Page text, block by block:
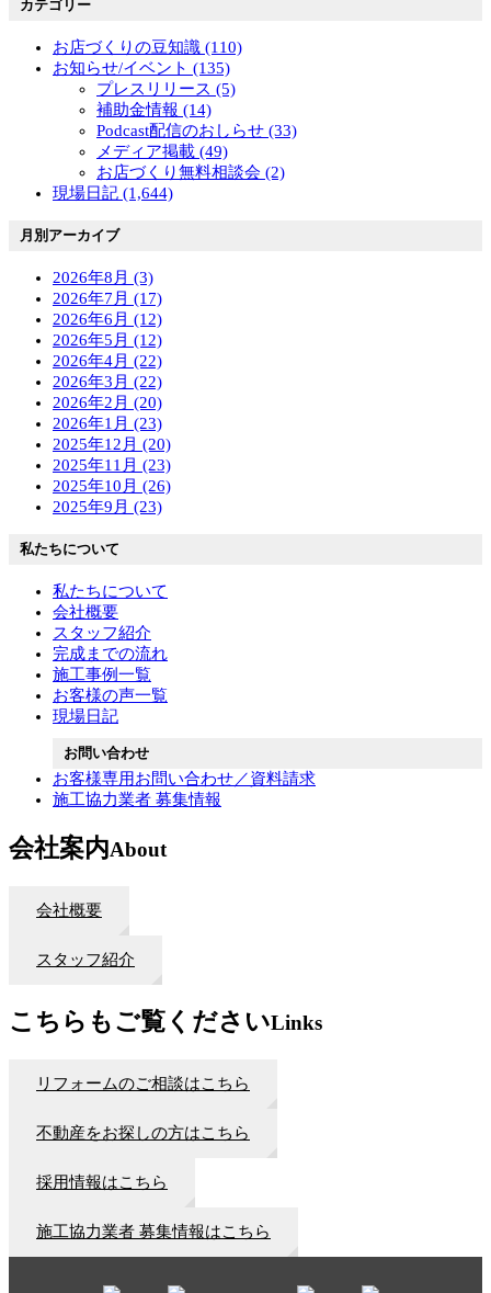
カテゴリー
お店づくりの豆知識 (110)
お知らせ/イベント (135)
プレスリリース (5)
補助金情報 (14)
Podcast配信のおしらせ (33)
メディア掲載 (49)
お店づくり無料相談会 (2)
現場日記 (1,644)
月別アーカイブ
2026年8月 (3)
2026年7月 (17)
2026年6月 (12)
2026年5月 (12)
2026年4月 (22)
2026年3月 (22)
2026年2月 (20)
2026年1月 (23)
2025年12月 (20)
2025年11月 (23)
2025年10月 (26)
2025年9月 (23)
私たちについて
私たちについて
会社概要
スタッフ紹介
完成までの流れ
施工事例一覧
お客様の声一覧
現場日記
お問い合わせ
お客様専用お問い合わせ／資料請求
施工協力業者 募集情報
会社案内About
会社概要
スタッフ紹介
こちらもご覧くださいLinks
リフォームのご相談はこちら
不動産をお探しの方はこちら
採用情報はこちら
施工協力業者 募集情報はこちら